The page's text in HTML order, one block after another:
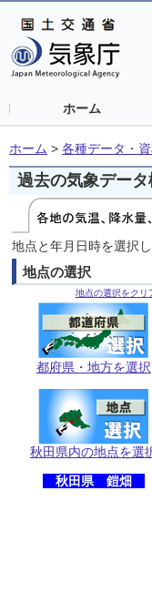
ホーム
ホーム > 各種データ・
過去の気象データ
地点と年月日時を選択
地点の選択
地点の選択をクリ
都府県・地方を選択
秋田県内の地点を選
秋田県 鎧畑